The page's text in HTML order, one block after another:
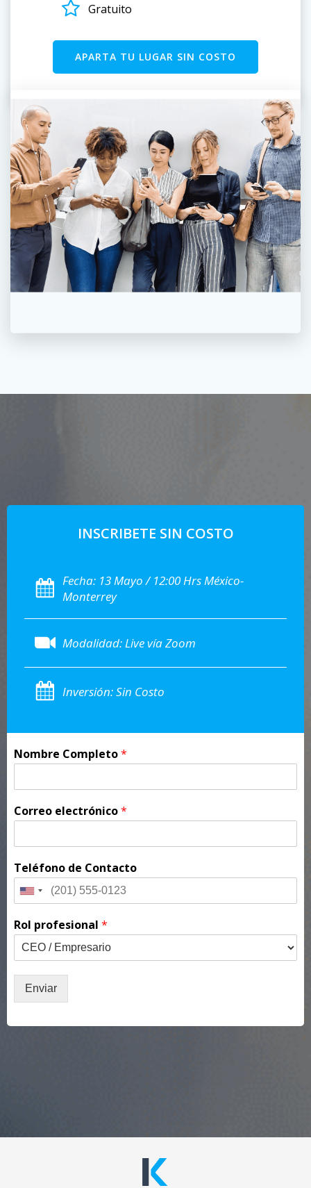
Gratuito
APARTA TU LUGAR SIN COSTO
INSCRIBETE SIN COSTO
Fecha: 13 Mayo / 12:00 Hrs México-
Monterrey
Modalidad: Live vía Zoom
Inversión: Sin Costo
Nombre Completo*
Correo electrónico*
Teléfono de Contacto
Rol profesional *
Enviar